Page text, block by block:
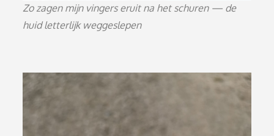
Zo zagen mijn vingers eruit na het schuren — de
huid letterlijk weggeslepen